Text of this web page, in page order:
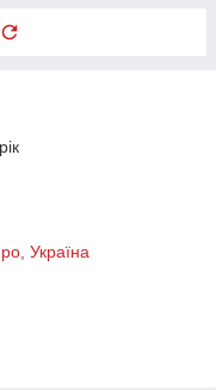
Україна